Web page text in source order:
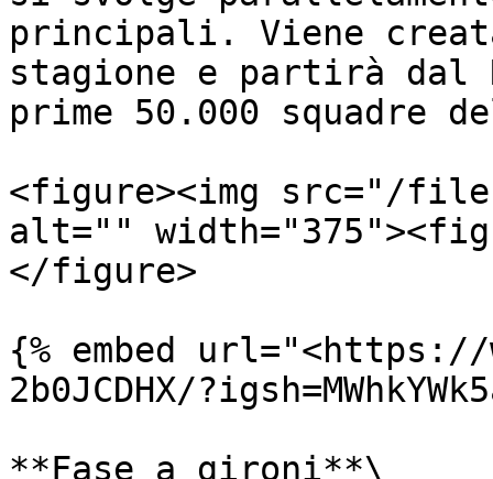
principali. Viene
stagione e partirà dal
prime 50.000 squadre
<figure><img src="/files/
alt=""
</figure>
{% embed url="<https://
2b0JCDHX/
**Fase a gironi**\